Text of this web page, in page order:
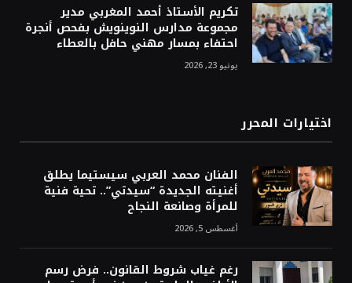
تكريم الأستاذ أحمد المغربي مدير
مجموعة مدارس النوينويش بفحص أنجرة
احتفاء بمسار مهني حافل بالعطاء
يونيو 23, 2026
اختيارات المحرر
الفنان محمد العربي سيستيما يطلق
أغنيته الجديدة “سيدتي”.. تحية فنية
للمرأة وصانعة النجاح
أغسطس 5, 2026
رغم غياب شروط القانون.. فرض رسم